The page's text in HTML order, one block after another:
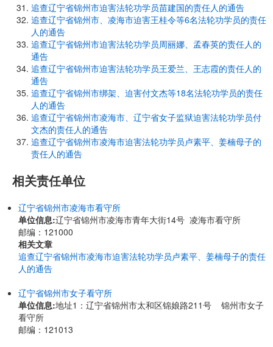
追查辽宁省锦州市迫害法轮功学员苗建国的责任人的通告
追查辽宁省锦州市、凌海市迫害王桂令等6名法轮功学员的责任
人的通告
追查辽宁省锦州市迫害法轮功学员周丽娜、孟春英的责任人的
通告
追查辽宁省锦州市迫害法轮功学员王爱兰、王志霞的责任人的
通告
追查辽宁省锦州市绑架、迫害付文杰等18名法轮功学员的责任
人的通告
追查辽宁省锦州市凌海市、辽宁省女子监狱迫害法轮功学员付
文杰的责任人的通告
追查辽宁省锦州市凌海市迫害法轮功学员卢素平、姜楠母子的
责任人的通告
相关责任单位
辽宁省锦州市凌海市看守所
单位信息:辽宁省锦州市凌海市青年大街14号 凌海市看守所
邮编：121000
相关文章
追查辽宁省锦州市凌海市迫害法轮功学员卢素平、姜楠母子的责任
人的通告
辽宁省锦州市女子看守所
单位信息:地址1：辽宁省锦州市太和区锦娘路211号 锦州市女子
看守所
邮编：121013